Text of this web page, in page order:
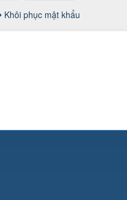
Khôi phục mật khẩu